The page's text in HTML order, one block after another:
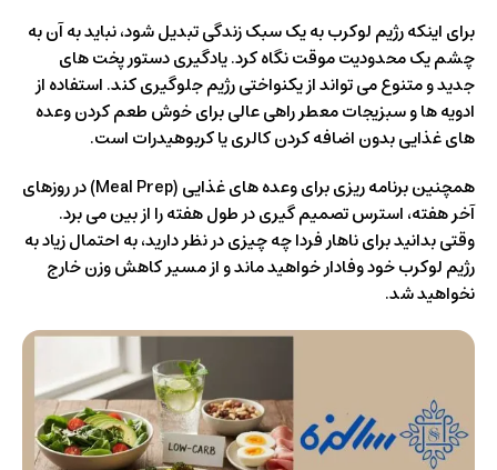
برای اینکه رژیم لوکرب به یک سبک زندگی تبدیل شود، نباید به آن به
چشم یک محدودیت موقت نگاه کرد. یادگیری دستور پخت های
جدید و متنوع می تواند از یکنواختی رژیم جلوگیری کند. استفاده از
ادویه ها و سبزیجات معطر راهی عالی برای خوش طعم کردن وعده
های غذایی بدون اضافه کردن کالری یا کربوهیدرات است.
همچنین برنامه ریزی برای وعده های غذایی (Meal Prep) در روزهای
آخر هفته، استرس تصمیم گیری در طول هفته را از بین می برد.
وقتی بدانید برای ناهار فردا چه چیزی در نظر دارید، به احتمال زیاد به
رژیم لوکرب خود وفادار خواهید ماند و از مسیر کاهش وزن خارج
نخواهید شد.